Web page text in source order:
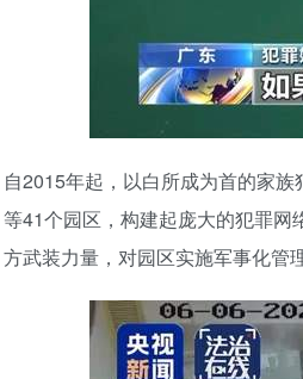
自2015年起，以白所成为首的家族
等41个园区，构建起庞大的犯罪
方武装力量，对园区实施军事化管